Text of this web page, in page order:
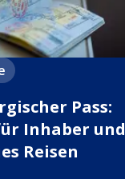
Pass:
Inhaber und
Reisen